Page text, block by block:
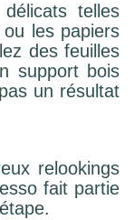
telles
les papiers
des feuilles
support bois
un résultat
relookings
fait partie